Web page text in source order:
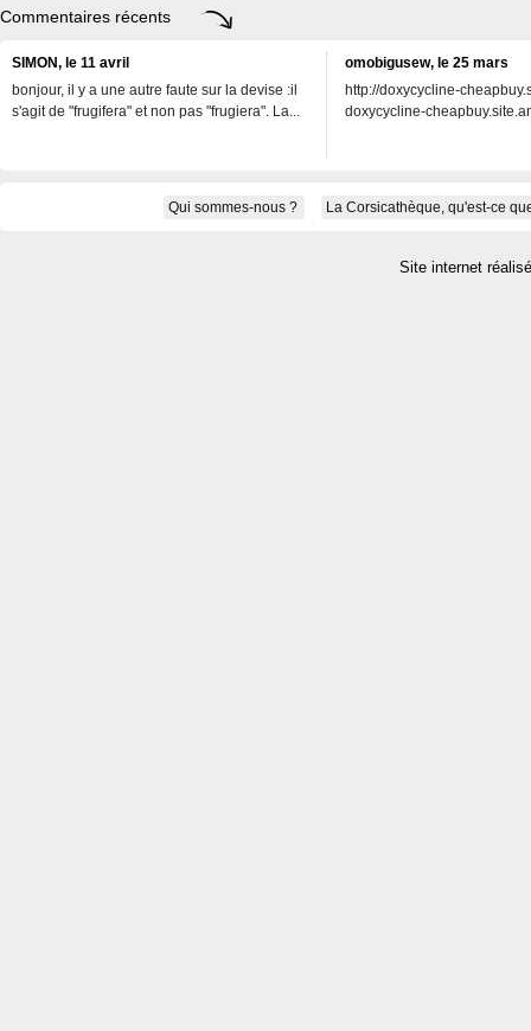
Commentaires récents
SIMON, le 11 avril
bonjour, il y a une autre faute sur la devise :il
s'agit de "frugifera" et non pas "frugiera". La...
omobigusew, le 25 mars
http://doxycycline-
doxycycline-
Qui sommes-nous ? La Corsicathèque, qu'est-ce
Site internet